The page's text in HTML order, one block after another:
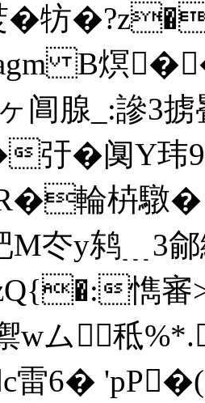
�牥
B熐
阊腺_:謲3掳
�阒Y玮
輪枿驐�
冭 y鸫
懏審
wム秪
6� 'pP�(